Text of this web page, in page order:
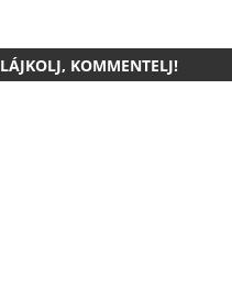
KOMMENTELJ!